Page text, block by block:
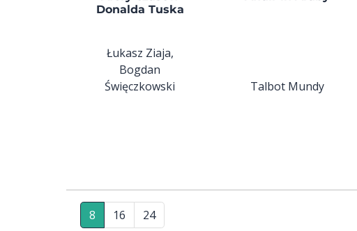
Donalda Tuska
Łukasz Ziaja,
Bogdan
Święczkowski
Talbot Mundy
8 16 24